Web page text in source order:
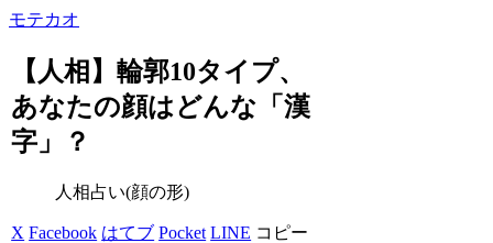
モテカオ
【人相】輪郭10タイプ、
あなたの顔はどんな「漢
字」？
人相占い(顔の形)
X Facebook はてブ Pocket LINE コピー